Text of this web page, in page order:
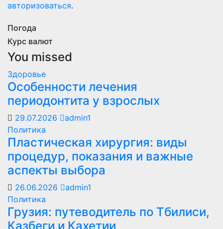
авторизоваться.
Погода
Курс валют
You missed
Здоровье
Особенности лечения
периодонтита у взрослых
29.07.2026
admin1
Политика
Пластическая хирургия: виды
процедур, показания и важные
аспекты выбора
26.06.2026
admin1
Политика
Грузия: путеводитель по Тбилиси,
Казбеги и Кахетии